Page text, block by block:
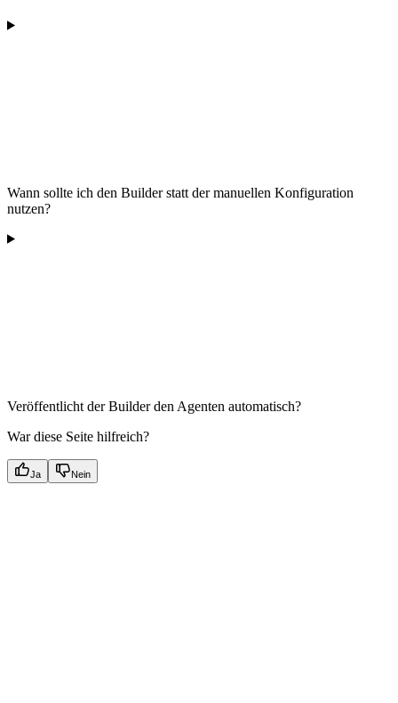
Wann sollte ich den Builder statt der manuellen Konfiguration
nutzen?
Veröffentlicht der Builder den Agenten automatisch?
War diese Seite hilfreich?
Ja Nein